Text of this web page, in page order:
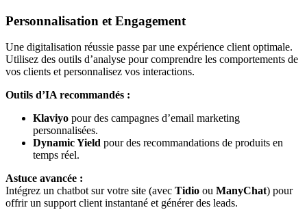
Personnalisation et Engagement
Une digitalisation réussie passe par une expérience client optimale.
Utilisez des outils d’analyse pour comprendre les comportements de
vos clients et personnalisez vos interactions.
Outils d’IA recommandés :
Klaviyo pour des campagnes d’email marketing
personnalisées.
Dynamic Yield pour des recommandations de produits en
temps réel.
Astuce avancée :
Intégrez un chatbot sur votre site (avec Tidio ou ManyChat) pour
offrir un support client instantané et générer des leads.